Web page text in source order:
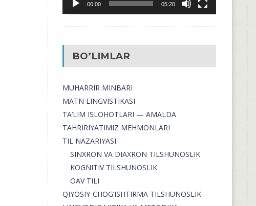
00:00 05:20
BO’LIMLAR
MUHARRIR MINBARI
MATN LINGVISTIKASI
TA’LIM ISLOHOTLARI — AMALDA
TAHRIRIYATIMIZ MEHMONLARI
TIL NAZARIYASI
SINXRON VA DIAXRON TILSHUNOSLIK
KOGNITIV TILSHUNOSLIK
OAV TILI
QIYOSIY-CHOG‘ISHTIRMA TILSHUNOSLIK